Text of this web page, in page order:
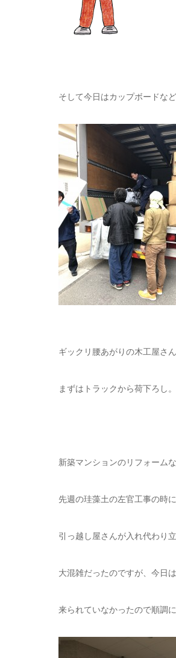
そして今日はカップボードな
ギックリ腰あがりの木工屋さ
まずはトラックから荷下ろし。
新築マンションのリフォームな
先週の珪藻土の左官工事の時に
引っ越し屋さんが入れ代わり
大混雑だったのですが、今日
来られていなかったので順調